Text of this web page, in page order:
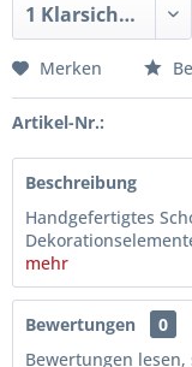
Merken
Artikel-Nr.:
Beschreibung
Handgefertigtes
mehr
Bewertungen
0
Bewertungen